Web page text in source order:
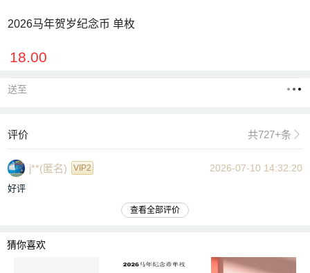
2026马年贺岁纪念币 单枚
18.00
送至
评价 共727+条 
j**(匿名) VIP2 2026-07-10 14:32:20
好评
查看全部评价
猜你喜欢